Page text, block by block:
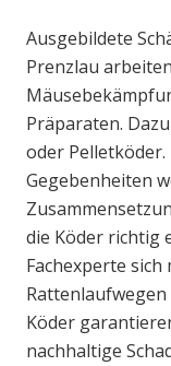
Ausgebildete
Prenzlau
Präparaten.
oder
Gegebenheiten
die Köder richtig
Fachexperte
Köder
nachhaltige